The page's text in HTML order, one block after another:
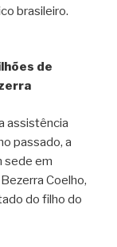
brasileiro.
de
assistência
passado, a
sede em
Coelho,
do filho do